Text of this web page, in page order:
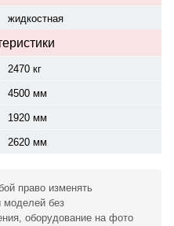
жидкостная
2470 кг
4500 мм
1920 мм
2620 мм
право изменять
моделей без
оборудование на фото